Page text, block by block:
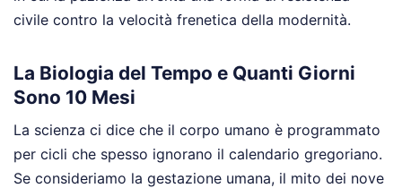
civile contro la velocità frenetica della modernità.
La Biologia del Tempo e Quanti Giorni
Sono 10 Mesi
La scienza ci dice che il corpo umano è programmato
per cicli che spesso ignorano il calendario gregoriano.
Se consideriamo la gestazione umana, il mito dei nove